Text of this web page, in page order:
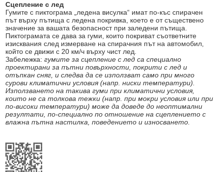
Сцепление с лед
Гумите с пиктограма „ледена висулка“ имат по-къс спирачен
път върху пътища с ледена покривка, което е от съществено
значение за вашата безопасност при заледени пътища.
Пиктограмата се дава за гуми, които покриват съответните
изисквания след измерване на спирачния път на автомобил,
който се движи с 20 км/ч върху чист лед.
Забележка:гумите за сцепление с лед са специално
проектирани за пътни повърхности, покрити с лед и
отъпкан сняг, и следва да се използват само при много
сурови климатични условия (напр. ниски температури).
Използването на такива гуми при климатични условия,
които не са толкова тежки (напр. при мокри условия или при
по-високи температури) може да доведе до неоптимални
резултати, по-специално по отношение на сцеплението с
влажна пътна настилка, поведението и износването.